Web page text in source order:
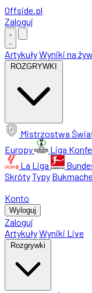
Offside.pl
Zaloguj
ArtykułyWyniki na
ROZGRYWKI
Mistrzostwa
Europy
Liga
La Liga
SkrótyTypy
Konto
Wyloguj
Zaloguj
ArtykułyWyniki Live
Rozgrywki